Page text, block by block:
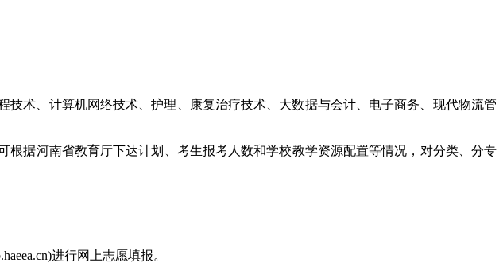
术、计算机网络技术、护理、康复治疗技术、大数据与会计、电子商务、现代物流管
据河南省教育厅下达计划、考生报考人数和学校教学资源配置等情况，对分类、分专
进行网上志愿填报。